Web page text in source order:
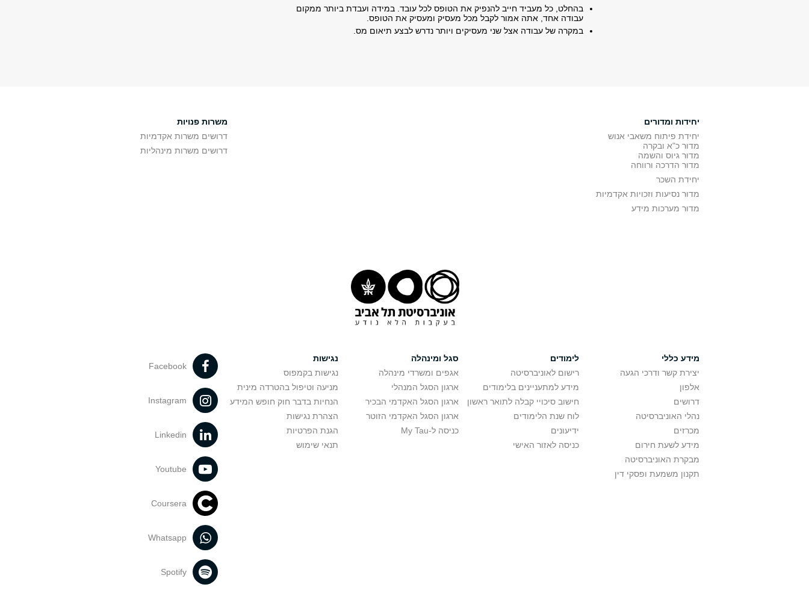
בהחלט, כל מעביד חייב להנפיק את הטופס לכל עובד. במידה ועבדת ביותר ממקום
עבודה אחד, אתה אמור לקבל מכל מעסיק ומעסיק את הטופס.
במקרה של עבודה אצל שני מעסיקים ויותר נדרש לבצע תיאום מס.
יחידות ומדורים
יחידת פיתוח משאבי אנוש
מדור כ"א ובקרה
מדור גיוס והשמה
מדור הדרכה ורווחה
יחידת השכר
מדור נסיעות וזכויות אקדמיות
מדור מערכות מידע
משרות פנויות
דרושים משרות אקדמיות
דרושים משרות מינהליות
מידע כללי
יצירת קשר ודרכי הגעה
אלפון
דרושים
נהלי האוניברסיטה
מכרזים
מידע לשעת חירום
מבקרת האוניברסיטה
תקנון משמעת ופסקי דין
לימודים
רישום לאוניברסיטה
מידע למתעניינים בלימודים
חישוב סיכויי קבלה לתואר ראשון
לוח שנת הלימודים
ידיעונים
כניסה לאזור האישי
סגל ומינהלה
אגפים ומשרדי מינהלה
ארגון הסגל המנהלי
ארגון הסגל האקדמי הבכיר
ארגון הסגל האקדמי הזוטר
כניסה ל-My Tau
נגישות
נגישות בקמפוס
מניעה וטיפול בהטרדה מינית
הנחיות בדבר חוק חופש המידע
הצהרת נגישות
הגנת הפרטיות
תנאי שימוש
Facebook
Instagram
Linkedin
Youtube
Coursera
Whatsapp
Spotify